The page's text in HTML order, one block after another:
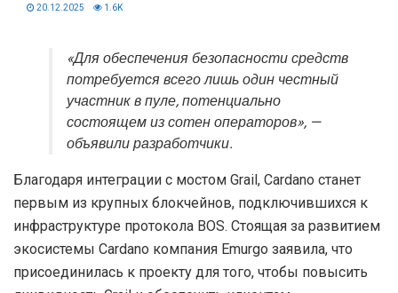
20.12.2025 1.6K
«Для обеспечения безопасности средств
потребуется всего лишь один честный
участник в пуле, потенциально
состоящем из сотен операторов», —
объявили разработчики.
Благодаря интеграции с мостом Grail, Cardano станет
первым из крупных блокчейнов, подключившихся к
инфраструктуре протокола BOS. Стоящая за развитием
экосистемы Cardano компания Emurgo заявила, что
присоединилась к проекту для того, чтобы повысить